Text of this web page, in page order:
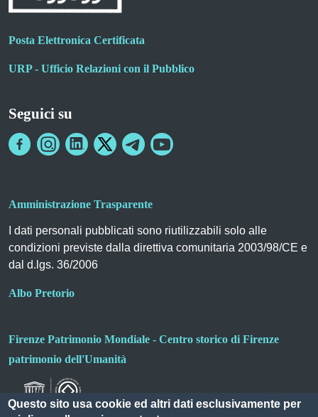
Posta Elettronica Certificata
URP - Ufficio Relazioni con il Pubblico
Seguici su
Amministrazione Trasparente
I dati personali pubblicati sono riutilizzabili solo alle
condizioni previste dalla direttiva comunitaria 2003/98/CE e
dal d.lgs. 36/2006
Albo Pretorio
Firenze Patrimonio Mondiale - Centro storico di Firenze
patrimonio dell'Umanità
Questo sito usa cookie ed altri dati esclusivamente per